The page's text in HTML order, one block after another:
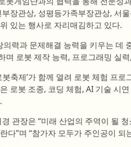
장관상, 성평등가족부장관상, 서
있는 행사로 자리매김하고 있다.
력과 문제해결 능력을 키우는 데
며 로봇 제작 능력, 프로그래밍 실
봇축제’가 함께 열려 로봇 체험 프
로봇 조종, 코딩 체험, AI 기술 시
관장은 “미래 산업의 주역이 될
다”며 “참가자 모두가 주인공이